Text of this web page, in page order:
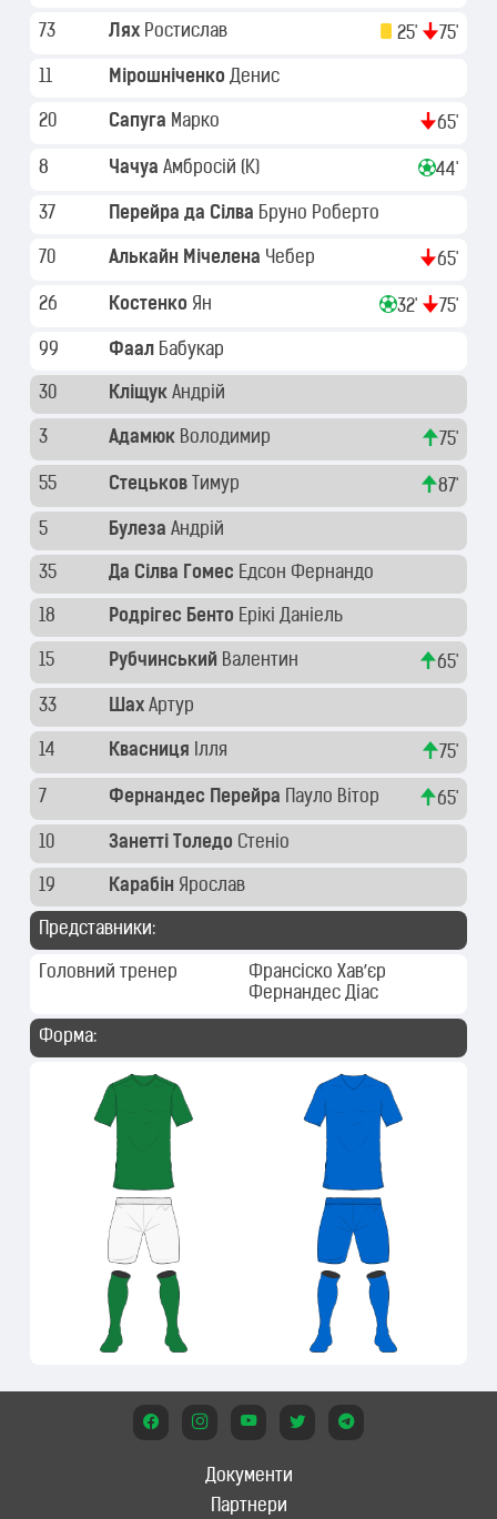
73 Лях Ростислав 25' 75'
11 Мірошніченко Денис
20 Сапуга Марко 65'
8 Чачуа Амбросій (K) 44'
37 Перейра да Сілва Бруно Роберто
70 Алькайн Мічелена Чебер 65'
26 Костенко Ян 32' 75'
99 Фаал Бабукар
30 Кліщук Андрій
3 Адамюк Володимир 75'
55 Стецьков Тимур 87'
5 Булеза Андрій
35 Да Сілва Гомес Едсон Фернандо
18 Родрігес Бенто Ерікі Даніель
15 Рубчинський Валентин 65'
33 Шах Артур
14 Квасниця Ілля 75'
7 Фернандес Перейра Пауло Вітор 65'
10 Занетті Толедо Стеніо
19 Карабін Ярослав
Представники:
Головний тренер
Франсіско Хав’єр
Фернандес Діас
Форма:
Документи
Партнери